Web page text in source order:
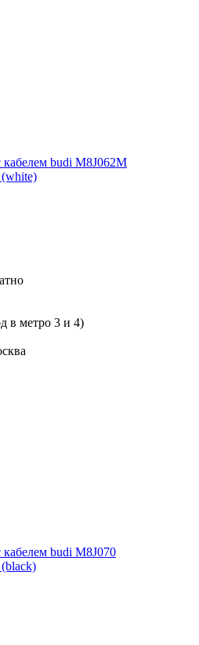
budi M8J062M
в метро 3 и 4)
budi M8J070